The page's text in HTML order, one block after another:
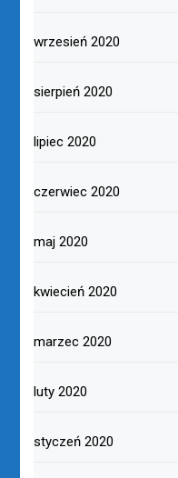
wrzesień 2020
sierpień 2020
lipiec 2020
czerwiec 2020
maj 2020
kwiecień 2020
marzec 2020
luty 2020
styczeń 2020